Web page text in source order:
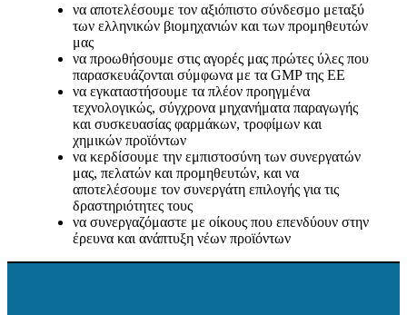
να αποτελέσουμε τον αξιόπιστο σύνδεσμο μεταξύ
των ελληνικών βιομηχανιών και των προμηθευτών
μας
να προωθήσουμε στις αγορές μας πρώτες ύλες που
παρασκευάζονται σύμφωνα με τα GMP της ΕΕ
να εγκαταστήσουμε τα πλέον προηγμένα
τεχνολογικώς, σύγχρονα μηχανήματα παραγωγής
και συσκευασίας φαρμάκων, τροφίμων και
χημικών προϊόντων
να κερδίσουμε την εμπιστοσύνη των συνεργατών
μας, πελατών και προμηθευτών, και να
αποτελέσουμε τον συνεργάτη επιλογής για τις
δραστηριότητες τους
να συνεργαζόμαστε με οίκους που επενδύουν στην
έρευνα και ανάπτυξη νέων προϊόντων